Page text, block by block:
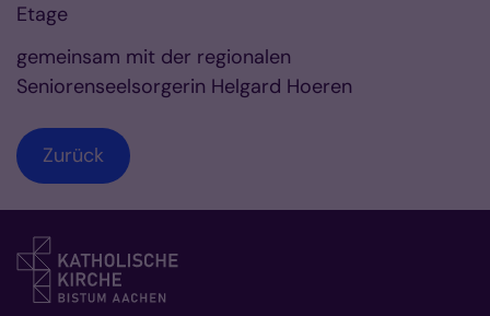
Etage
gemeinsam mit der regionalen
Seniorenseelsorgerin Helgard Hoeren
Zurück